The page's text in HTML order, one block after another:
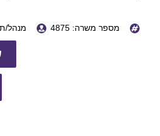
מספר משרה: 4875 מנהל/